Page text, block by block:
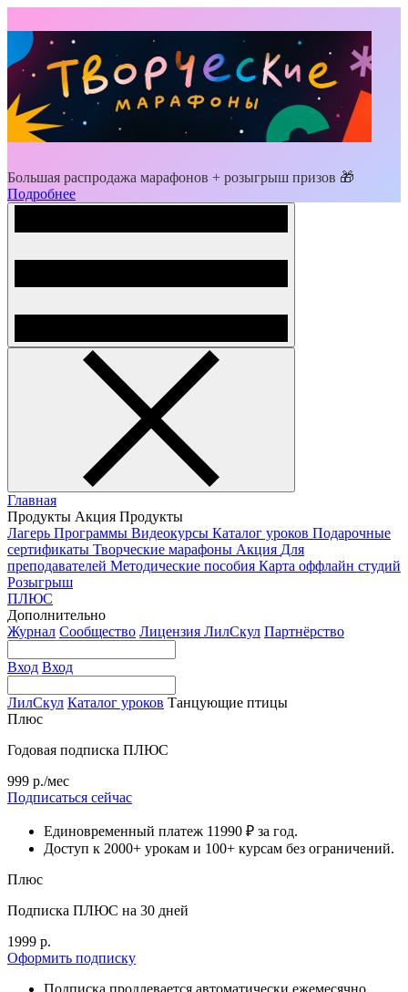
Большая распродажа марафонов + розыгрыш призов 🎁
Подробнее
Главная
Продукты Акция Продукты
Лагерь Программы Видеокурсы Каталог уроков Подарочные
сертификаты Творческие марафоны Акция Для
преподавателей Методические пособия Карта оффлайн студий
Розыгрыш
ПЛЮС
Дополнительно
Журнал Сообщество Лицензия ЛилСкул Партнёрство
Вход Вход
ЛилСкул Каталог уроков Танцующие птицы
Плюс
Годовая подписка ПЛЮС
999 р./мес
Подписаться сейчас
Единовременный платеж 11990 ₽ за год.
Доступ к 2000+ урокам и 100+ курсам без ограничений.
Плюс
Подписка ПЛЮС на 30 дней
1999 р.
Оформить подписку
Подписка продлевается автоматически ежемесячно.